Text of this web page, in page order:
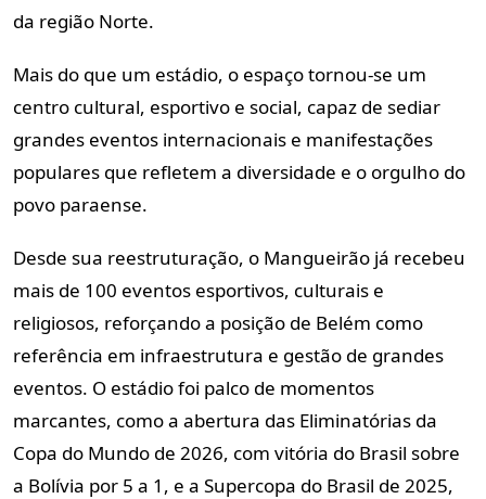
da região Norte.
Mais do que um estádio, o espaço tornou-se um
centro cultural, esportivo e social, capaz de sediar
grandes eventos internacionais e manifestações
populares que refletem a diversidade e o orgulho do
povo paraense.
Desde sua reestruturação, o Mangueirão já recebeu
mais de 100 eventos esportivos, culturais e
religiosos, reforçando a posição de Belém como
referência em infraestrutura e gestão de grandes
eventos. O estádio foi palco de momentos
marcantes, como a abertura das Eliminatórias da
Copa do Mundo de 2026, com vitória do Brasil sobre
a Bolívia por 5 a 1, e a Supercopa do Brasil de 2025,